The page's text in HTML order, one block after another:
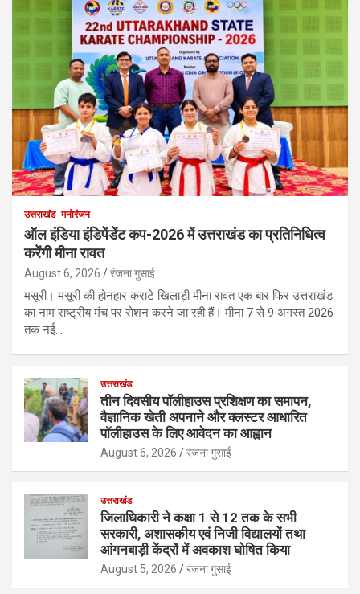
उत्तराखंड मनोरंजन
ऑल इंडिया इंडिपेंडेंट कप-2026 में उत्तराखंड का प्रतिनिधित्व
करेंगी मीना रावत
August 6, 2026 रंजना गुसाई
मसूरी। मसूरी की होनहार कराटे खिलाड़ी मीना रावत एक बार फिर उत्तराखंड
का नाम राष्ट्रीय मंच पर रोशन करने जा रही हैं। मीना 7 से 9 अगस्त 2026
तक नई…
उत्तराखंड
तीन दिवसीय पॉलीहाउस प्रशिक्षण का समापन,
वैज्ञानिक खेती अपनाने और क्लस्टर आधारित
पॉलीहाउस के लिए आवेदन का आह्वान
August 6, 2026 रंजना गुसाई
उत्तराखंड
जिलाधिकारी ने कक्षा 1 से 12 तक के सभी
सरकारी, अशासकीय एवं निजी विद्यालयों तथा
आंगनबाड़ी केंद्रों में अवकाश घोषित किया
August 5, 2026 रंजना गुसाई